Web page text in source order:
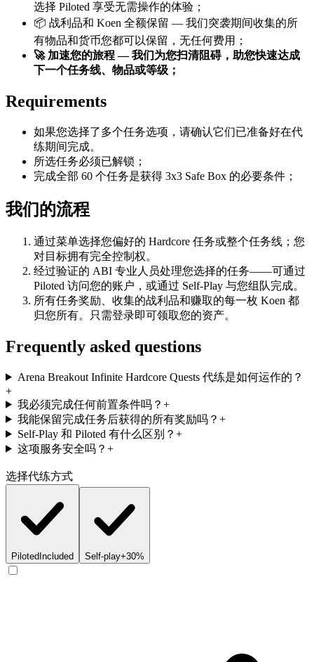
选择 Piloted 享受无需操作的体验；
📦 战利品和 Koen 全额保留 — 我们突袭期间收集的所
有物品和货币您都可以保留，无任何费用；
🚀 加速您的旅程 — 我们为您扫清阻碍，助您快速达成
下一个任务线、物品或等级；
Requirements
如果您选择了多个任务选项，请确认它们已准备好在代
练期间完成。
所选任务必须已解锁；
完成全部 60 个任务是获得 3x3 Safe Box 的必要条件；
我们的流程
通过菜单选择您偏好的 Hardcore 任务或整个任务线；您
对目标拥有完全控制权。
经过验证的 ABI 专业人员处理您选择的任务——可通过
Piloted 访问您的账户，或通过 Self-Play 与您组队完成。
所有任务奖励、收集的战利品和赚取的每一枚 Koen 都
归您所有。只需登录即可领取您的资产。
Frequently asked questions
Arena Breakout Infinite Hardcore Quests 代练是如何运作的？
+
我必须完成任何前置条件吗？ +
我能保留完成任务后获得的所有奖励吗？ +
Self-Play 和 Piloted 有什么区别？ +
这项服务安全吗？ +
选择代练方式
Piloted Included Self-play+30%